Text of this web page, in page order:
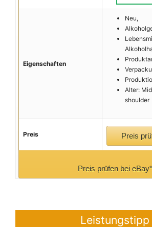
Eigenschaften
Neu,
Alter:
shoulder
Preis Preis
Preis prüfen bei eBay*
Leistungstipp